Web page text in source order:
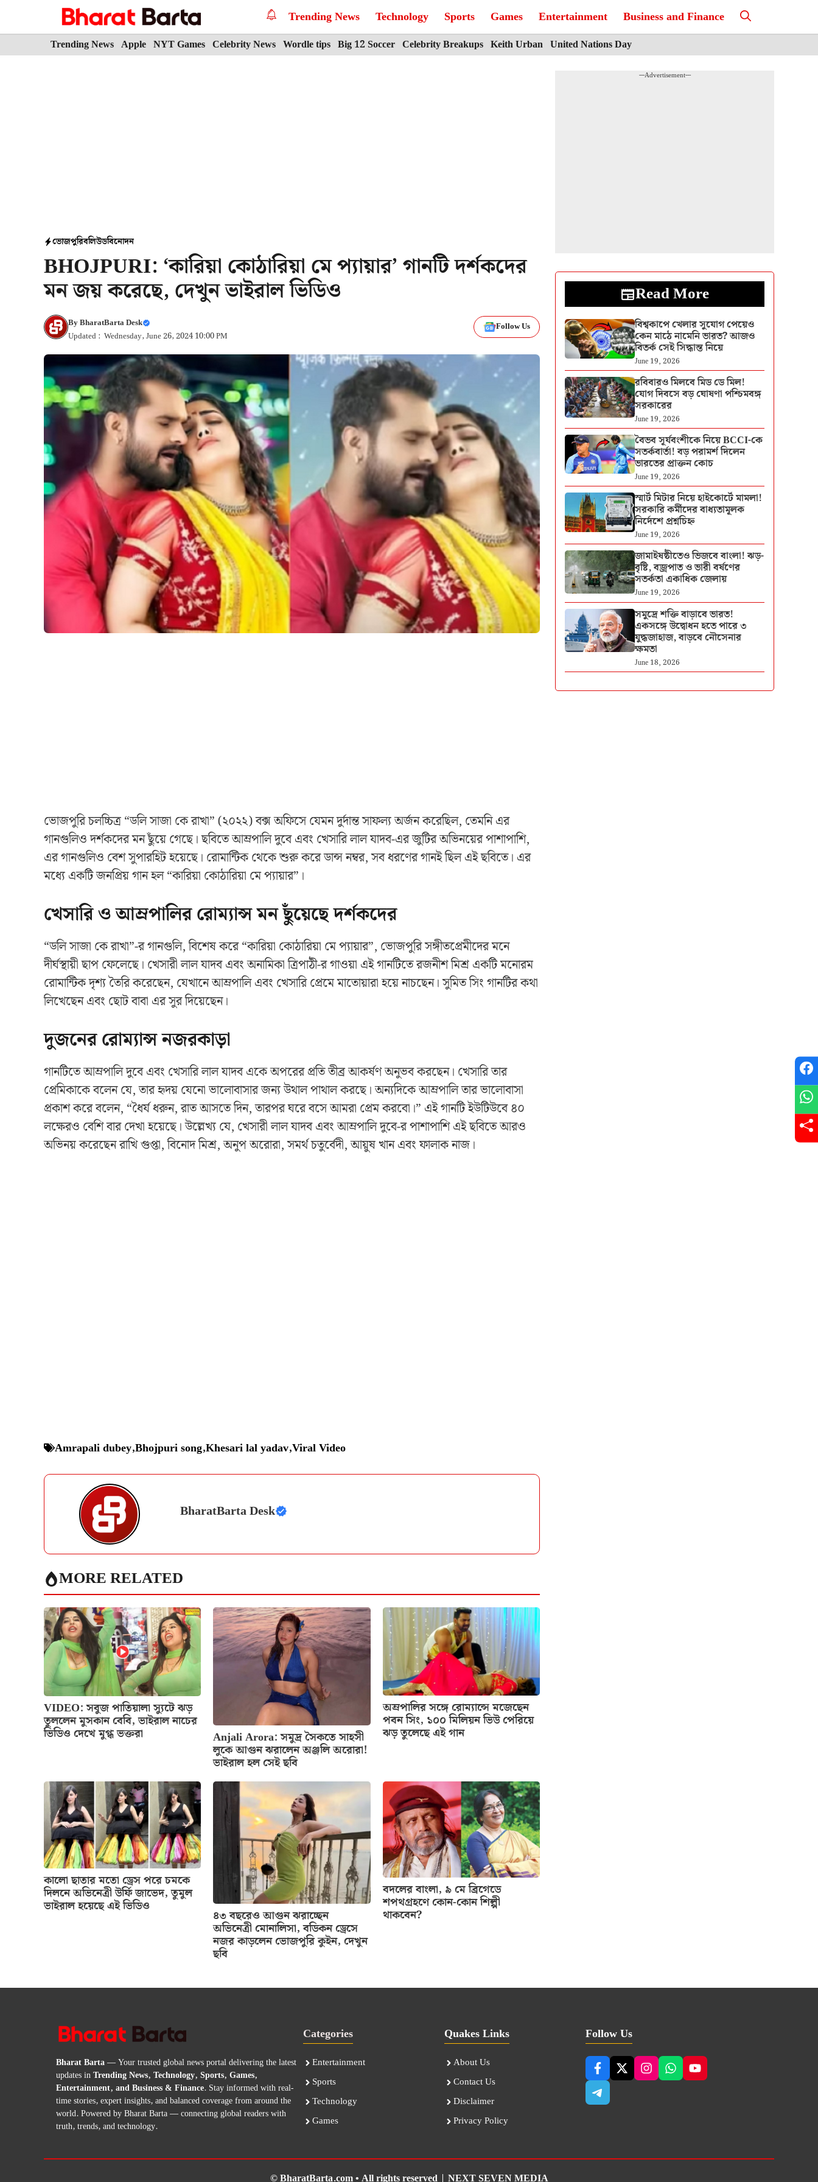
Trending News Technology Sports Games Entertainment Business and Finance
Trending News Apple NYT Games Celebrity News Wordle tips Big 12 Soccer Celebrity Breakups Keith Urban United Nations Day
ভোজপুরিবলিউডবিনোদন
BHOJPURI: ‘কারিয়া কোঠারিয়া মে প্যায়ার’ গানটি দর্শকদের
মন জয় করেছে, দেখুন ভাইরাল ভিডিও
ByBharatBarta Desk
Updated : Wednesday, June 26, 2024 10:00 PM
Follow Us
ভোজপুরি চলচ্চিত্র “ডলি সাজা কে রাখা” (২০২২) বক্স অফিসে যেমন দুর্দান্ত সাফল্য অর্জন করেছিল, তেমনি এর
গানগুলিও দর্শকদের মন ছুঁয়ে গেছে। ছবিতে আম্রপালি দুবে এবং খেসারি লাল যাদব-এর জুটির অভিনয়ের পাশাপাশি,
এর গানগুলিও বেশ সুপারহিট হয়েছে। রোমান্টিক থেকে শুরু করে ডান্স নম্বর, সব ধরণের গানই ছিল এই ছবিতে। এর
মধ্যে একটি জনপ্রিয় গান হল “কারিয়া কোঠারিয়া মে প্যায়ার”।
খেসারি ও আম্রপালির রোম্যান্স মন ছুঁয়েছে দর্শকদের
“ডলি সাজা কে রাখা”-র গানগুলি, বিশেষ করে “কারিয়া কোঠারিয়া মে প্যায়ার”, ভোজপুরি সঙ্গীতপ্রেমীদের মনে
দীর্ঘস্থায়ী ছাপ ফেলেছে। খেসারী লাল যাদব এবং অনামিকা ত্রিপাঠী-র গাওয়া এই গানটিতে রজনীশ মিশ্র একটি মনোরম
রোমান্টিক দৃশ্য তৈরি করেছেন, যেখানে আম্রপালি এবং খেসারি প্রেমে মাতোয়ারা হয়ে নাচছেন। সুমিত সিং গানটির কথা
লিখেছেন এবং ছোট বাবা এর সুর দিয়েছেন।
দুজনের রোম্যান্স নজরকাড়া
গানটিতে আম্রপালি দুবে এবং খেসারি লাল যাদব একে অপরের প্রতি তীব্র আকর্ষণ অনুভব করছেন। খেসারি তার
প্রেমিকাকে বলেন যে, তার হৃদয় যেনো ভালোবাসার জন্য উথাল পাথাল করছে। অন্যদিকে আম্রপালি তার ভালোবাসা
প্রকাশ করে বলেন, “ধৈর্য ধরুন, রাত আসতে দিন, তারপর ঘরে বসে আমরা প্রেম করবো।” এই গানটি ইউটিউবে ৪০
লক্ষেরও বেশি বার দেখা হয়েছে। উল্লেখ্য যে, খেসারী লাল যাদব এবং আম্রপালি দুবে-র পাশাপাশি এই ছবিতে আরও
অভিনয় করেছেন রাখি গুপ্তা, বিনোদ মিশ্র, অনুপ অরোরা, সমর্থ চতুর্বেদী, আয়ুষ খান এবং ফালাক নাজ।
Amrapali dubey,Bhojpuri song,Khesari lal yadav,Viral Video
BharatBarta Desk
MORE RELATED
VIDEO: সবুজ পাতিয়ালা স্যুটে ঝড়
তুললেন মুসকান বেবি, ভাইরাল নাচের
ভিডিও দেখে মুগ্ধ ভক্তরা Anjali Arora: সমুদ্র সৈকতে সাহসী
লুকে আগুন ঝরালেন অঞ্জলি অরোরা!
ভাইরাল হল সেই ছবি
অম্রপালির সঙ্গে রোম্যান্সে মজেছেন
পবন সিং, ১০০ মিলিয়ন ভিউ পেরিয়ে
ঝড় তুলেছে এই গান
কালো ছাতার মতো ড্রেস পরে চমকে
দিলনে অভিনেত্রী উর্ফি জাভেদ, তুমুল
ভাইরাল হয়েছে এই ভিডিও
৪৩ বছরেও আগুন ঝরাচ্ছেন
অভিনেত্রী মোনালিসা, বডিকন ড্রেসে
নজর কাড়লেন ভোজপুরি কুইন, দেখুন
ছবি
বদলের বাংলা, ৯ মে ব্রিগেডে
শপথগ্রহণে কোন-কোন শিল্পী
থাকবেন?
---Advertisement---
Read More
বিশ্বকাপে খেলার সুযোগ পেয়েও
কেন মাঠে নামেনি ভারত? আজও
বিতর্ক সেই সিদ্ধান্ত নিয়ে
June 19, 2026
রবিবারও মিলবে মিড ডে মিল!
যোগ দিবসে বড় ঘোষণা পশ্চিমবঙ্গ
সরকারের
June 19, 2026
বৈভব সূর্যবংশীকে নিয়ে BCCI-কে
সতর্কবার্তা! বড় পরামর্শ দিলেন
ভারতের প্রাক্তন কোচ
June 19, 2026
স্মার্ট মিটার নিয়ে হাইকোর্টে মামলা!
সরকারি কর্মীদের বাধ্যতামূলক
নির্দেশে প্রশ্নচিহ্ন
June 19, 2026
জামাইষষ্ঠীতেও ভিজবে বাংলা! ঝড়-
বৃষ্টি, বজ্রপাত ও ভারী বর্ষণের
সতর্কতা একাধিক জেলায়
June 19, 2026
সমুদ্রে শক্তি বাড়াবে ভারত!
একসঙ্গে উদ্বোধন হতে পারে ৩
যুদ্ধজাহাজ, বাড়বে নৌসেনার
ক্ষমতা
June 18, 2026
Bharat Barta— Your trusted global news portal delivering the latest
updates inTrending News, Technology, Sports, Games,
Entertainment, and Business & Finance. Stay informed with real-
time stories, expert insights, and balanced coverage from around the
world. Powered by Bharat Barta — connecting global readers with
truth, trends, and technology.
Categories
Entertainment
Sports
Technology
Games
Quakes Links
About Us
Contact Us
Disclaimer
Privacy Policy
Follow Us
© BharatBarta.com • All rights reserved | NEXT SEVEN MEDIA